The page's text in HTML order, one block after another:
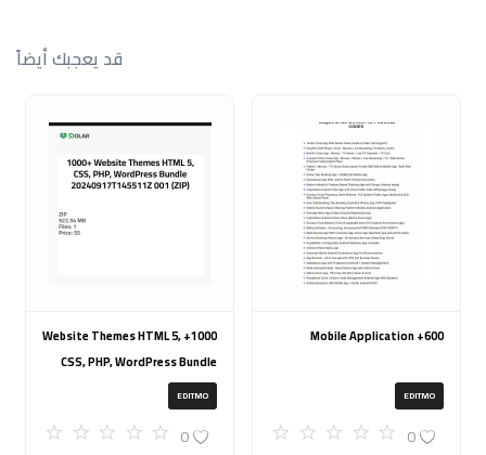
قد يعجبك أيضاً
600+ Mobile Application
EDITMO
0
1000+ Website Themes HTML 5,
CSS, PHP, WordPress Bundle
20240917T145511Z 001 (ZIP)
EDITMO
0